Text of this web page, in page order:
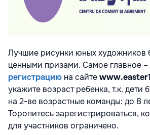
Лучшие рисунки юных художников
ценными призами. Самое главное –
регистрацию на сайте
укажите возраст ребенка, т.к. дети
на 2-ве возрастные команды: до 8
Торопитесь зарегистрироваться,
для участников ограничено.